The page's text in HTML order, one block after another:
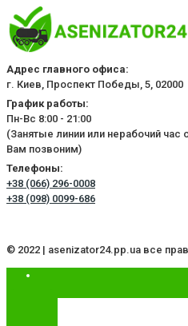
Адрес главного офиса:
г. Киев, Проспект Победы, 5, 02000
График работы:
Пн-Вс 8:00 - 21:00
(Занятые линии или нерабочий час
Вам позвоним)
Телефоны:
+38 (066) 296-0008
+38 (098) 0099-686
© 2022 | asenizator24.pp.ua все